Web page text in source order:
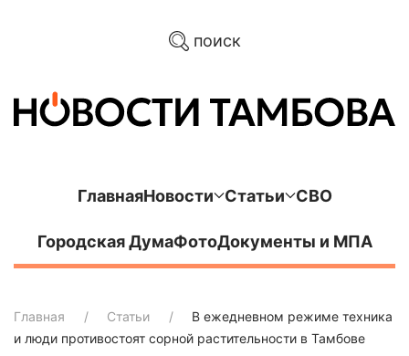
поиск
ГлавнаяНовости Статьи СВО
Городская ДумаФотоДокументы и МПА
Главная Статьи
В ежедневном режиме техника
и люди противостоят сорной растительности в Тамбове